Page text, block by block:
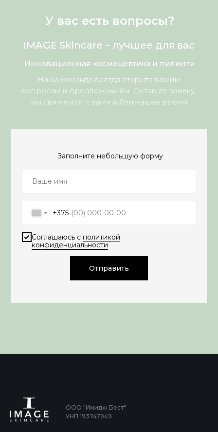
У вас есть вопросы?
+375
Соглашаюсь с политикой
конфиденциальности
Отправить
IMAGE Skincare – лучшее для вас
Заполните небольшую форму
Наша команда всегда открыта вашим
вопросам и предложениям. Оставьте заявку,
мы свяжемся с вами в ближашее время
Инновационная космецевтика и пилинги
ООО "Имидж Бест"
УНП 193747949